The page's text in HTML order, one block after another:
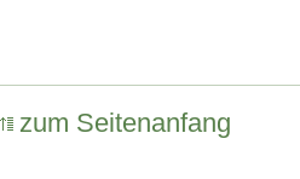
zum Seitenanfang